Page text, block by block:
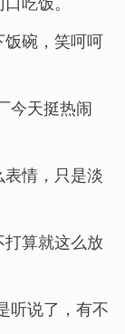
碗，笑呵呵
今天挺热闹
情，只是淡
算就这么放
听说了，有不